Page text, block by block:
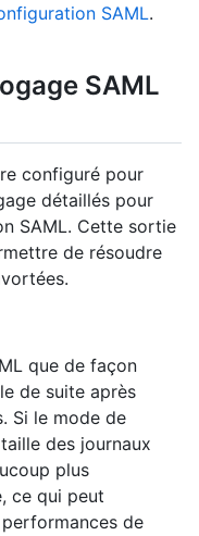
SAML.
SAML
configuré pour
détaillés pour
SAML. Cette sortie
de résoudre
que de façon
de suite après
Si le mode de
des journaux
plus
ce qui peut
de